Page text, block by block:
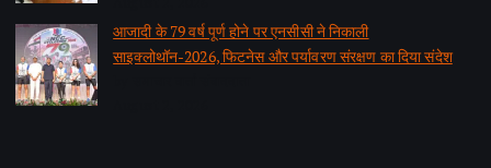
आजादी के 79 वर्ष पूर्ण होने पर एनसीसी ने निकाली
साइक्लोथॉन-2026, फिटनेस और पर्यावरण संरक्षण का दिया संदेश